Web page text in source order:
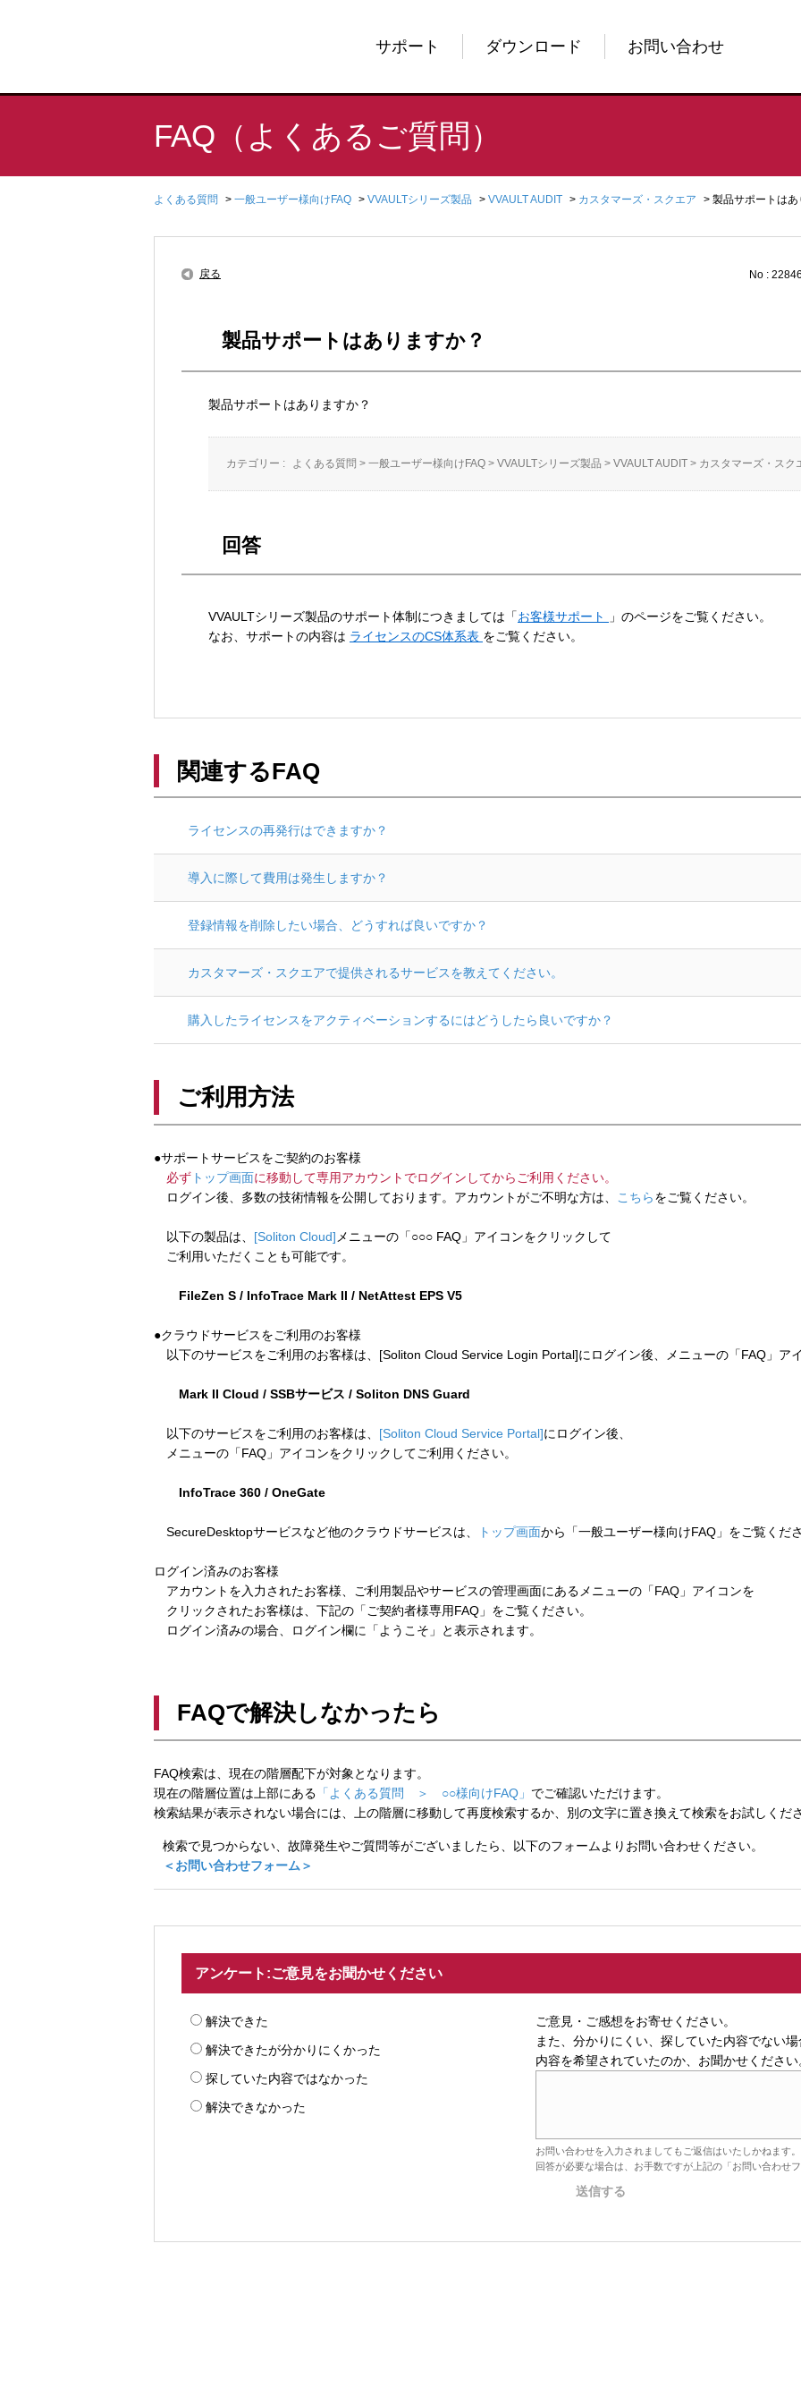
サポート ダウンロード お問い合わせ
FAQ（よくあるご質問）
よくある質問 > 一般ユーザー様向けFAQ > VVAULTシリーズ製品 > VVAULT AUDIT > カスタマーズ・スクエア > 製品サポートは
戻る No :
製品サポートはありますか？
製品サポートはありますか？
カテゴリー : よくある質問 > 一般ユーザー様向けFAQ > VVAULTシリーズ製品 > VVAULT AUDIT > カスタマーズ・スク
回答
VVAULTシリーズ製品のサポート体制につきましては「お客様サポート
」のページをご覧ください。
なお、サポートの内容は ライセンスのCS体系表 をご覧ください。
関連するFAQ
ライセンスの再発行はできますか？
導入に際して費用は発生しますか？
登録情報を削除したい場合、どうすれば良いですか？
カスタマーズ・スクエアで提供されるサービスを教えてください。
購入したライセンスをアクティベーションするにはどうしたら良いですか？
ご利用方法
●サポートサービスをご契約のお客様
必ず トップ画面に移動して専用アカウントでログインしてからご利用ください。
ログイン後、多数の技術情報を公開しております。アカウントがご不明な方は、
こちらをご覧ください。
以下の製品は、 [Soliton Cloud] メニューの「○○○ FAQ」アイコンをクリックして
ご利用いただくことも可能です。
FileZen S / InfoTrace Mark II / NetAttest EPS V5
●クラウドサービスをご利用のお客様
以下のサービスをご利用のお客様は、[Soliton Cloud Service Login Portal]にログイン後、メニューの「FAQ」ア
Mark II Cloud / SSBサービス / Soliton DNS Guard
以下のサービスをご利用のお客様は、 [Soliton Cloud Service Portal]にログイン後、
メニューの「FAQ」アイコンをクリックしてご利用ください。
InfoTrace 360 / OneGate
SecureDesktopサービスなど他のクラウドサービスは、 トップ画面から「一般ユーザー様向けFAQ」をご覧くだ
ログイン済みのお客様
アカウントを入力されたお客様、ご利用製品やサービスの管理画面にあるメニューの「FAQ」アイコンを
クリックされたお客様は、下記の「ご契約者様専用FAQ」をご覧ください。
ログイン済みの場合、ログイン欄に「ようこそ」と表示されます。
FAQで解決しなかったら
FAQ検索は、現在の階層配下が対象となります。
現在の階層位置は上部にある 「よくある質問 ＞ ○○様向けFAQ」 でご確認いただけます。
検索結果が表示されない場合には、上の階層に移動して再度検索するか、別の文字に置き換えて検索をお試しくだ
検索で見つからない、故障発生やご質問等がございましたら、以下のフォームよりお問い合わせください。
＜お問い合わせフォーム＞
アンケート:ご意見をお聞かせください
解決できた
解決できたが分かりにくかった
探していた内容ではなかった
解決できなかった
ご意見・ご感想をお寄せください。
また、分かりにくい、探していた内容でない
内容を希望されていたのか、お聞かせください
お問い合わせを入力されましてもご返信はいたしかねます。
回答が必要な場合は、お手数ですが上記の「お問い合わせ